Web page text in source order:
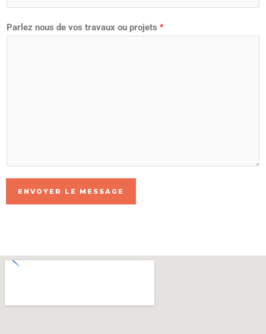
Parlez nous de vos travaux ou projets *
ENVOYER LE MESSAGE